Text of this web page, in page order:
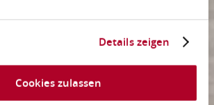
Details zeigen
Cookies zulassen